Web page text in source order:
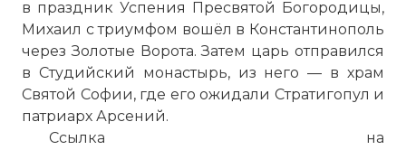
в праздник Успения Пресвятой Богородицы,
Михаил с триумфом вошёл в Константинополь
через Золотые Ворота. Затем царь отправился
в Студийский монастырь, из него — в храм
Святой Софии, где его ожидали Стратигопул и
патриарх Арсений.
Ссылка на
но полководцу некогда было направлять
вестовых в Никею, чтобы получать
инструкции.
Фото статьи: